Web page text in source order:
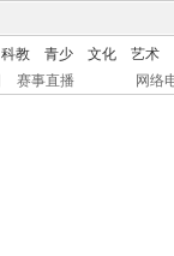
科教 青少 文化
艺术
赛事直播 网络